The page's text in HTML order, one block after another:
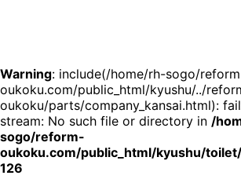
Warning: include(/home/rh-sogo/
oukoku.com/public_html/kyushu/../
oukoku/parts/company_kansai.html):
stream: No such file or directory in /
sogo/reform-
oukoku.com/public_html/kyushu/
126